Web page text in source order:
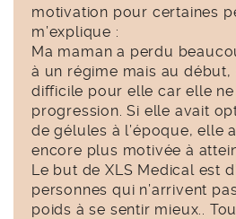
motivation pour certaines
m’explique :
Ma maman a perdu
à un régime mais au début,
difficile pour elle car elle
progression. Si elle avait
de gélules à l’époque, elle
encore plus motivée à
Le but de XLS Medical est
personnes qui n’arrivent
poids à se sentir mieux..